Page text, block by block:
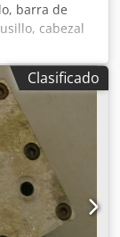
barra de
cabezal
de
espigas,
7 brocas -
izquierda -
de
Dimensiones:
6 kg
Clasificado